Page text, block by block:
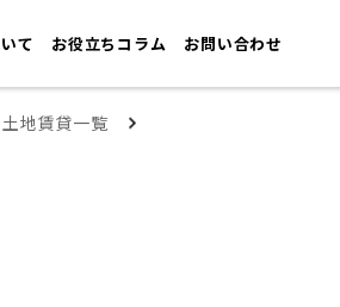
て お役立ちコラム お問い合わせ
地賃貸一覧